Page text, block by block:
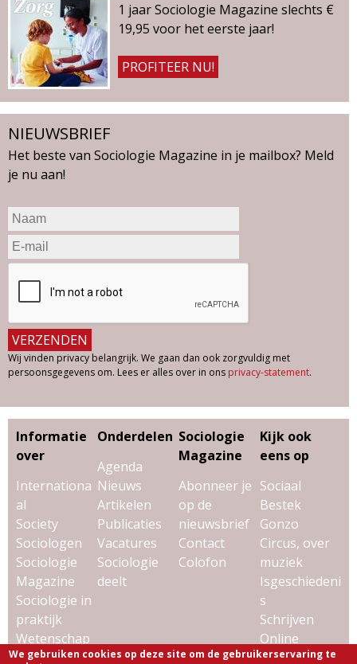
1 jaar Sociologie Magazine slechts €
19,95 voor het eerste jaar!
PROFITEER NU!
NIEUWSBRIEF
Het beste van Sociologie Magazine in je mailbox? Meld
je nu aan!
Wij vinden privacy belangrijk. We gaan dan ook zorgvuldig met
persoonsgegevens om. Lees er alles over in ons privacy-statement.
Informatie
over
Internationa
al
Society
Sociologen
Sociologie
Magazine
Sociologie in
praktijk
Wetenschap
& sociologie
Onderdelen
Agenda
Nieuws
Artikelen
Publicaties
Vacatures
Sociologie
deelt
Sociologie
Magazine
Abonneer je
op de
nieuwsbrief
Contact
Colofon
Kijk ook
eens op
Sociaal
Bestek
Gonzo
Circus, over
muziek
Isgeschiedeni
s
Schrijven
Online
Uitgeverij
We gebruiken cookies op deze site om de gebruikerservaring te